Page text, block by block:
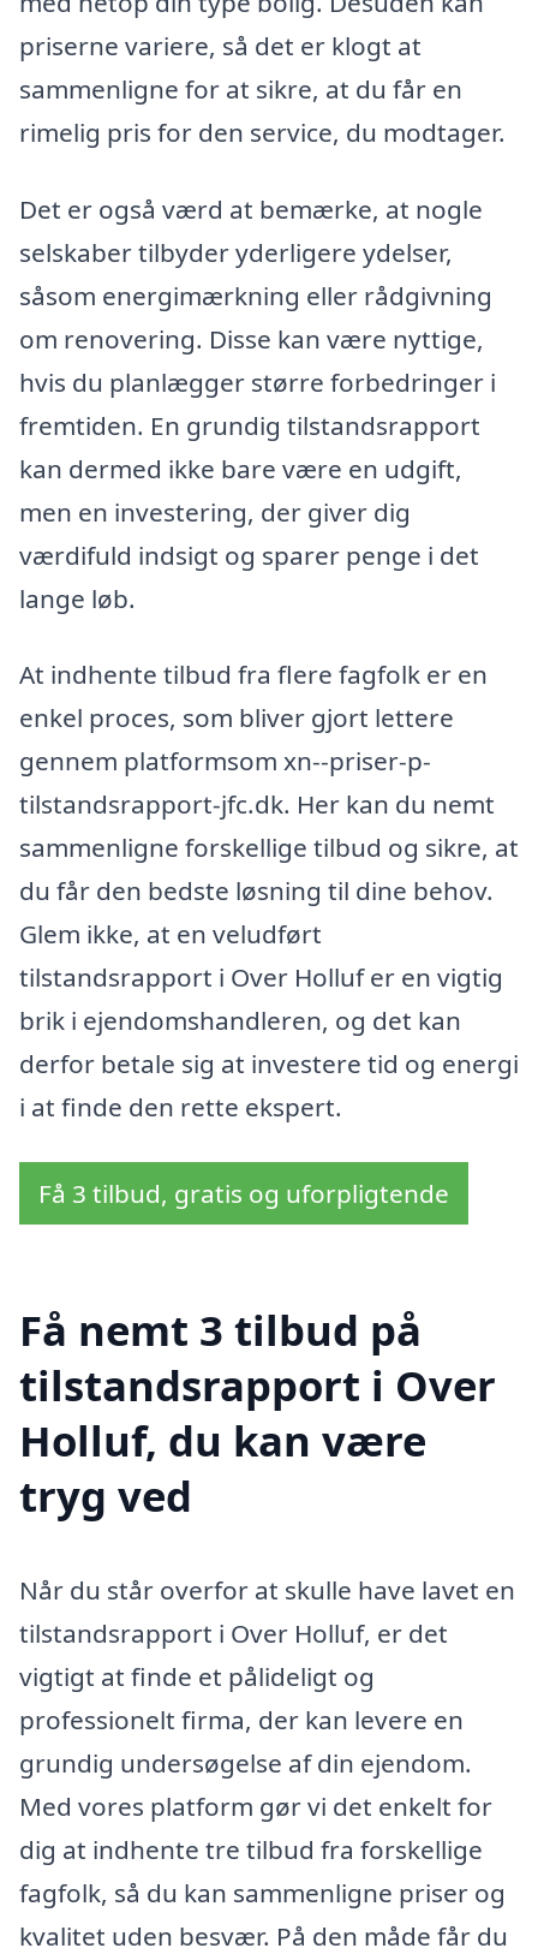
priserne variere, så det er klogt at
sammenligne for at sikre, at du får en
rimelig pris for den service, du modtager.
Det er også værd at bemærke, at nogle
selskaber tilbyder yderligere ydelser,
såsom energimærkning eller rådgivning
om renovering. Disse kan være nyttige,
hvis du planlægger større forbedringer i
fremtiden. En grundig tilstandsrapport
kan dermed ikke bare være en udgift,
men en investering, der giver dig
værdifuld indsigt og sparer penge i det
lange løb.
At indhente tilbud fra flere fagfolk er en
enkel proces, som bliver gjort lettere
gennem platformsom xn--priser-p-
tilstandsrapport-jfc.dk. Her kan du nemt
sammenligne forskellige tilbud og sikre, at
du får den bedste løsning til dine behov.
Glem ikke, at en veludført
tilstandsrapport i Over Holluf er en vigtig
brik i ejendomshandleren, og det kan
derfor betale sig at investere tid og energi
i at finde den rette ekspert.
Få 3 tilbud, gratis og uforpligtende
Få nemt 3 tilbud på
tilstandsrapport i Over
Holluf, du kan være
tryg ved
Når du står overfor at skulle have lavet en
tilstandsrapport i Over Holluf, er det
vigtigt at finde et pålideligt og
professionelt firma, der kan levere en
grundig undersøgelse af din ejendom.
Med vores platform gør vi det enkelt for
dig at indhente tre tilbud fra forskellige
fagfolk, så du kan sammenligne priser og
kvalitet uden besvær. På den måde får du